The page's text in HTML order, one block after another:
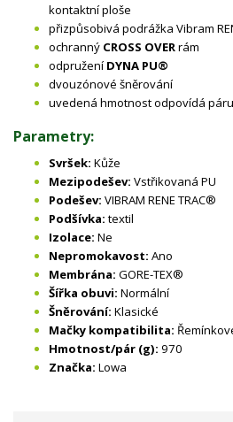
kontaktní ploše
přizpůsobivá podrážka Vibram
ochranný CROSS OVER rám
odpružení DYNA PU®
dvouzónové šněrování
uvedená hmotnost odpovídá
Parametry:
Svršek: Kůže
Mezipodešev: Vstřikovaná PU
Podešev: VIBRAM RENE TRAC®
Podšívka: textil
Izolace: Ne
Nepromokavost: Ano
Membrána: GORE-TEX®
Šířka obuvi: Normální
Šněrování: Klasické
Mačky kompatibilita:
Hmotnost/pár (g): 970
Značka: Lowa